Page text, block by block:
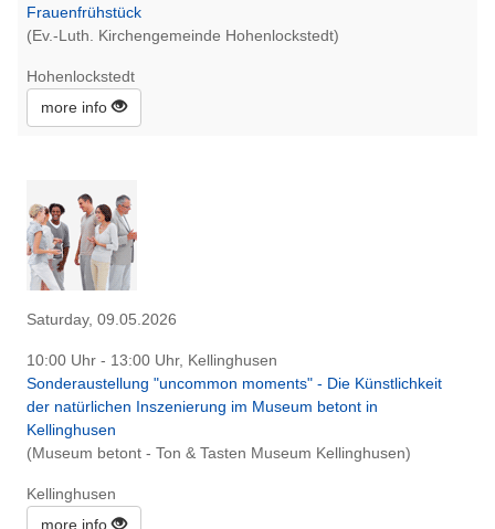
Frauenfrühstück
(Ev.-Luth. Kirchengemeinde Hohenlockstedt)
Hohenlockstedt
more info
Saturday, 09.05.2026
10:00 Uhr - 13:00 Uhr, Kellinghusen
Sonderaustellung "uncommon moments" - Die Künstlichkeit
der natürlichen Inszenierung im Museum betont in
Kellinghusen
(Museum betont - Ton & Tasten Museum Kellinghusen)
Kellinghusen
more info